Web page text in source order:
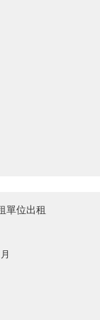
單位出租